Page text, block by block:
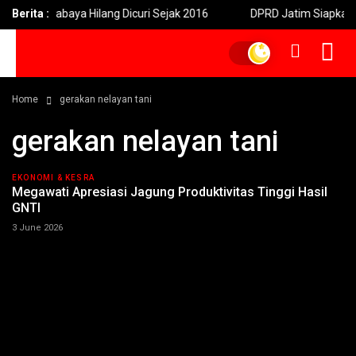
Berita :
di Surabaya Hilang Dicuri Sejak 2016 DPRD Jatim Siapkan
Home gerakan nelayan tani
gerakan nelayan tani
EKONOMI & KESRA
Megawati Apresiasi Jagung Produktivitas Tinggi Hasil
GNTI
3 June 2026